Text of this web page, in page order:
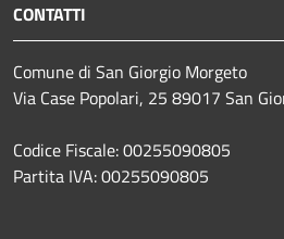
CONTATTI
Comune di San Giorgio Morgeto
Via Case Popolari, 25 89017 San
Codice Fiscale: 00255090805
Partita IVA: 00255090805